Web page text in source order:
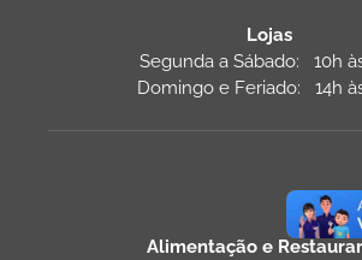
Lojas
Segunda a Sábado: 10h
Domingo e Feriado: 14h
Alimentação e